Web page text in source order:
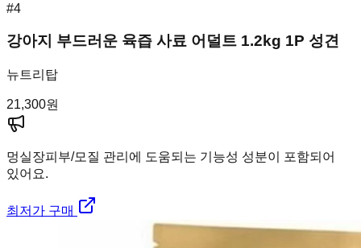
#4
강아지 부드러운 육즙 사료 어덜트 1.2kg 1P 성견
뉴트리탑
21,300원
멍실장피부/모질 관리에 도움되는 기능성 성분이 포함되어
있어요.
최저가 구매